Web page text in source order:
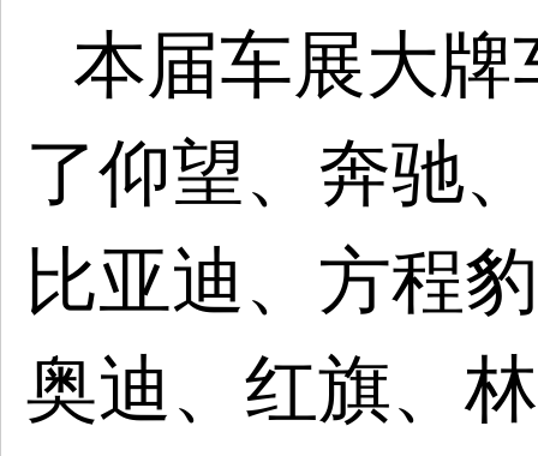
本届车展大牌
了仰望、奔驰、
比亚迪、 方程豹
奥迪、红旗、